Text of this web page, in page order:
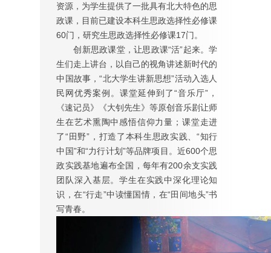
资源，为学生提供了一批具有北大特色的思
政课，目前已建设本科生思政选择性必修课
60门，研究生思政选择性必修课17门。
创新思政课堂，让思政课“活”起来。学
生们走上讲台，以自己的视角讲述新时代的
中国故事，“北大学生讲新思想”活动入选人
民网优秀案例。课堂延伸到了“音乐厅”，
《速记员》《大钊先生》等原创音乐剧让师
生在艺术熏陶中感悟信仰力量；课堂走进
了“田野”，打造了本科生思政实践、“知行
中国”和“力行计划”等品牌项目。近600个思
政实践基地遍布全国，每年有200余支实践
团队深入基层。学生在实践中深化理论知
识，在“行走”中读懂国情，在“田间地头”书
写青春。